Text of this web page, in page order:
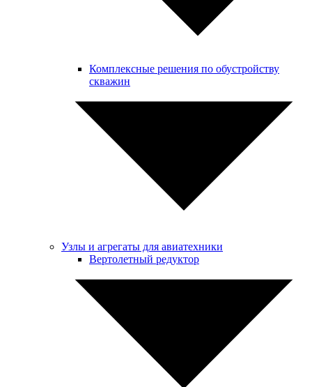
Комплексные решения по обустройству
скважин
Узлы и агрегаты для авиатехники
Вертолетный редуктор